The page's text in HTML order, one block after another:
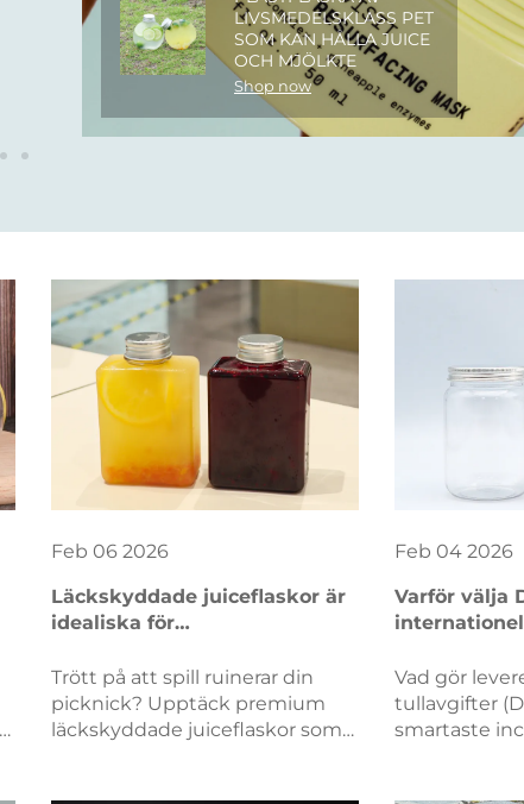
LIVSMEDELSKLASS PET
SOM KAN HÅLLA JUICE
OCH MJÖLKTE
Shop now
Feb 06 2026
Läckskyddade juiceflaskor är
idealiska för
picknickar.
Trött på att spill ruinerar din
picknick? Upptäck premium
läckskyddade juiceflaskor som
Feb 04 2026
Varför välja
Vad gör
tullavgifter
smartaste